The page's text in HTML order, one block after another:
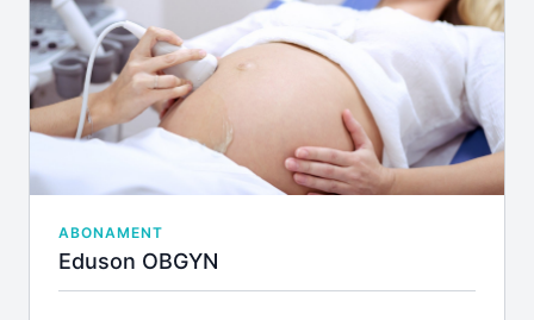
ABONAMENT
Eduson OBGYN